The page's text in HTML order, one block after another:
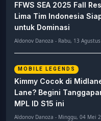
FFWS SEA 2025 Fall
Lima Tim Indonesia
untuk Dominasi
Aldonov Danoza - Rabu, 13
MOBILE LEGENDS
Kimmy Cocok di
Lane? Begini
MPL ID S15 ini
Aldonov Danoza - Minggu, 04 Mei